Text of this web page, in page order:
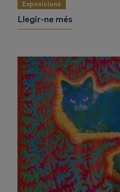
Exposicions
Llegir-ne més